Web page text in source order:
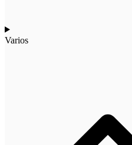
Varios